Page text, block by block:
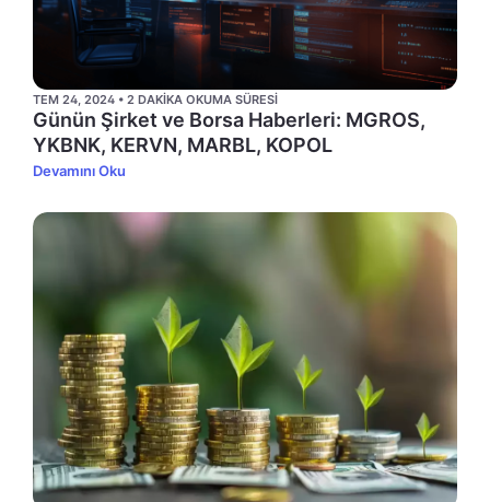
TEM 24, 2024 • 2 DAKIKA OKUMA SÜRESI
Günün Şirket ve Borsa Haberleri: MGROS,
YKBNK, KERVN, MARBL, KOPOL
Devamını Oku